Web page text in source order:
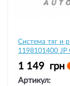
Система тяг и
1198101400 JP
1 149 грн
Артикул: